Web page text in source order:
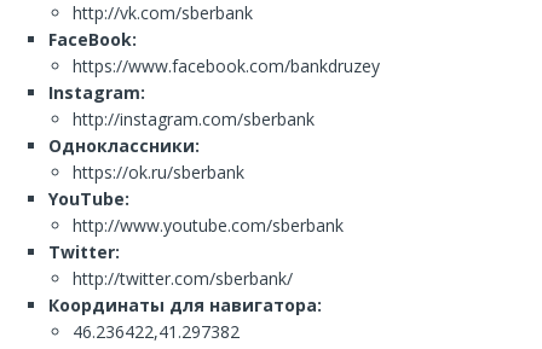
http://vk.com/sberbank
FaceBook:
https://www.facebook.com/bankdruzey
Instagram:
http://instagram.com/sberbank
Одноклассники:
https://ok.ru/sberbank
YouTube:
http://www.youtube.com/sberbank
Twitter:
http://twitter.com/sberbank/
Координаты для навигатора:
46.236422,41.297382